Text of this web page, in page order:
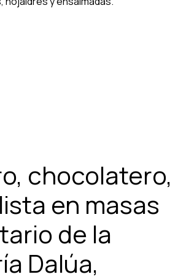
chocolatero,
en masas
de la
Dalúa,